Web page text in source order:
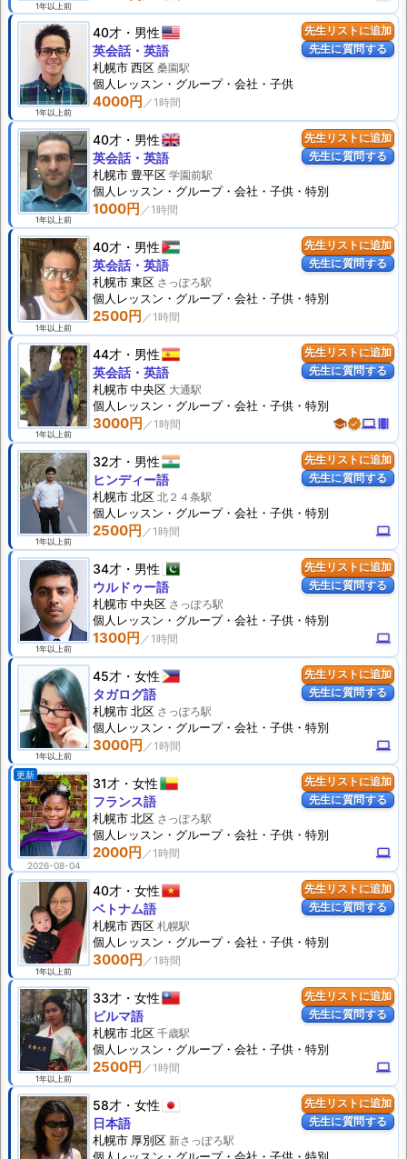
1年以上前
先生リストに追加
先生に質問する
1年以上前
40才 男性
4000円
英会話・英語
札幌市 西区 桑園駅
個人 レッスン ・グループ・会社・子供
先生リストに追加
先生に質問する
1年以上前
40才 男性
1000円
英会話・英語
札幌市 豊平区 学園前駅
個人 レッスン ・グループ・会社・子供・特別
先生リストに追加
先生に質問する
1年以上前
40才 男性
2500円
英会話・英語
札幌市 東区 さっぽろ駅
個人 レッスン ・グループ・会社・子供・特別
先生リストに追加
先生に質問する
1年以上前
44才 男性
3000円 schoolverifiedcomputertheaters
英会話・英語
札幌市 中央区 大通駅
個人 レッスン ・グループ・会社・子供・特別
先生リストに追加
先生に質問する
1年以上前
32才 男性
2500円 computer
ヒンディー語
札幌市 北区 北２４条駅
個人 レッスン ・グループ・会社・子供・特別
先生リストに追加
先生に質問する
1年以上前
34才 男性
1300円 computer
ウルドゥー語
札幌市 中央区 さっぽろ駅
個人 レッスン ・グループ・会社・子供・特別
先生リストに追加
先生に質問する
1年以上前
45才 女性
3000円 computer
タガログ語
札幌市 北区 さっぽろ駅
個人 レッスン ・グループ・会社・子供・特別
先生リストに追加
先生に質問する
更新
2026-08-04
31才 女性
2000円 computer
フランス語
札幌市 北区 さっぽろ駅
個人 レッスン ・グループ・会社・子供・特別
先生リストに追加
先生に質問する
1年以上前
40才 女性
3000円
ベトナム語
札幌市 西区 札幌駅
個人 レッスン ・グループ・会社・子供・特別
先生リストに追加
先生に質問する
1年以上前
33才 女性
2500円 computer
ビルマ語
札幌市 北区 千歳駅
個人 レッスン ・グループ・会社・子供・特別
先生リストに追加
先生に質問する
58才 女性
日本語
札幌市 厚別区 新さっぽろ駅